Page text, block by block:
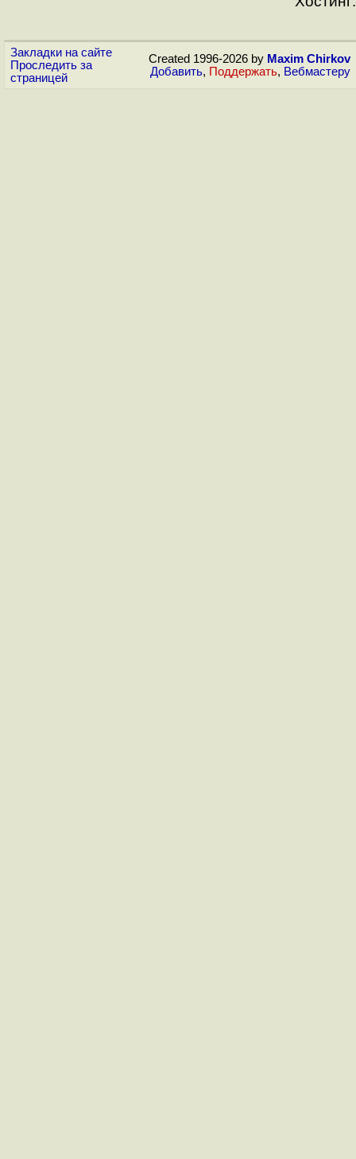
Закладки на сайте
Проследить за
страницей
Created 1996-2026 by Maxim Chirkov
Добавить, Поддержать, Вебмастеру